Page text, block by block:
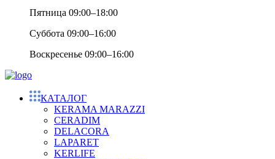
Пятница 09:00–18:00
Суббота 09:00–16:00
Воскресенье 09:00–16:00
КАТАЛОГ
KERAMA MARAZZI
CERADIM
DELACORA
LAPARET
KERLIFE